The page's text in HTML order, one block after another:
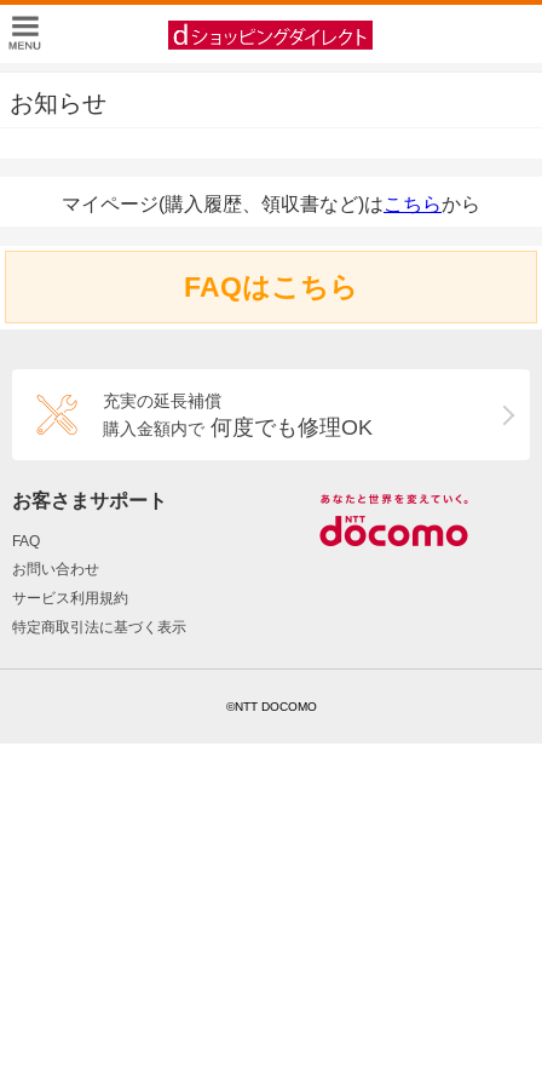
お知らせ
マイページ(購入履歴、領収書など)はこちらから
FAQはこちら
充実の延長補償
購入金額内で 何度でも修理OK
お客さまサポート
FAQ
お問い合わせ
サービス利用規約
特定商取引法に基づく表示
©NTT DOCOMO